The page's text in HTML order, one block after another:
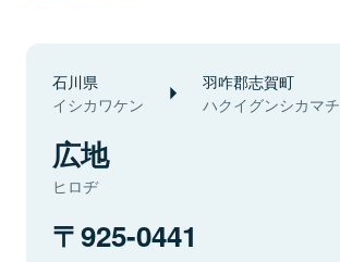
石川県
イシカワケン
羽咋郡志賀町
ハクイグンシカマチ
広地
ヒロヂ
925-0441